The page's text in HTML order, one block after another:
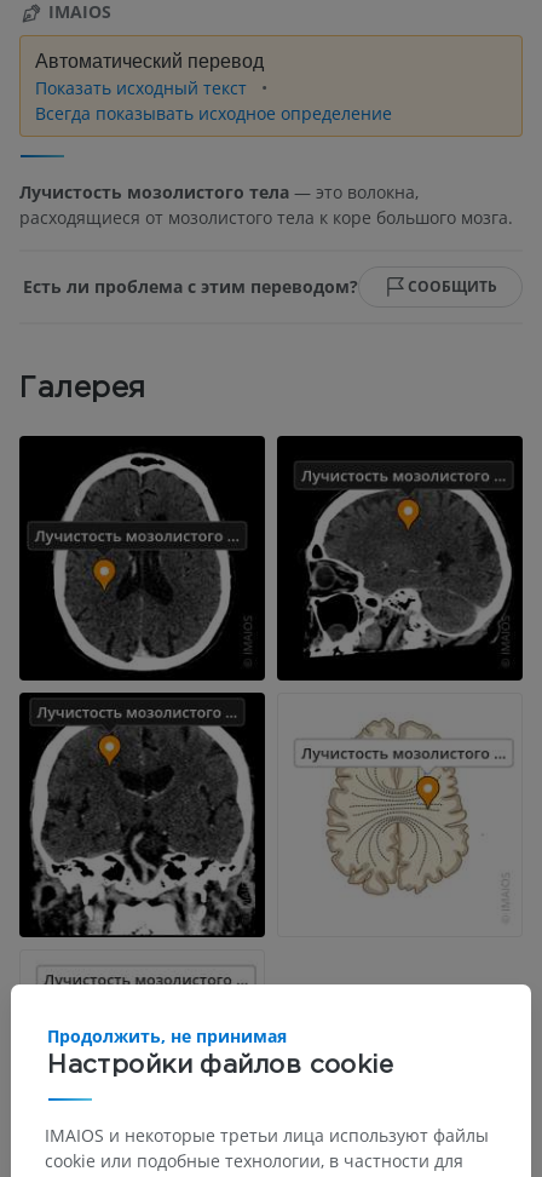
IMAIOS
Автоматический перевод
Показать исходный текст
Всегда показывать исходное определение
Лучистость мозолистого тела — это волокна,
расходящиеся от мозолистого тела к коре большого мозга.
Есть ли проблема с этим переводом? СООБЩИТЬ
Галерея
Настройки файлов cookie
Продолжить, не принимая
IMAIOS и некоторые третьи лица используют файлы
cookie или подобные технологии, в частности для